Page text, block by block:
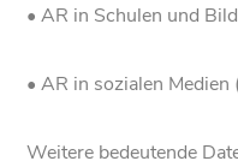
• AR in Schulen und
• AR in sozialen Medien
Weitere bedeutende